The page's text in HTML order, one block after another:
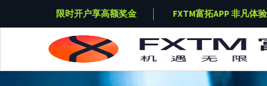
FXTM富拓APP 非凡体验 限时开户享高额奖金